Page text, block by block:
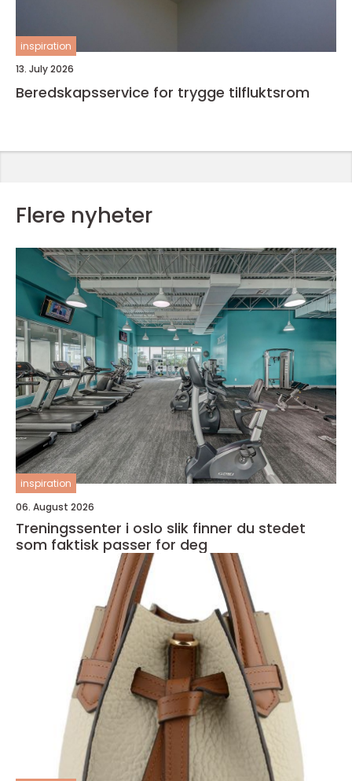
inspiration
13. July 2026
Beredskapsservice for trygge tilfluktsrom
Flere nyheter
inspiration
06. August 2026
Treningssenter i oslo slik finner du stedet
som faktisk passer for deg